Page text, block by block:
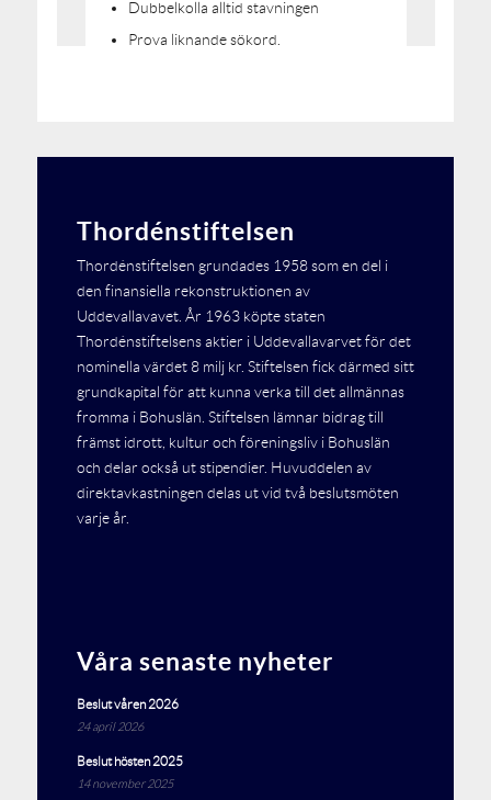
Thordénstiftelsen
Thordénstiftelsen grundades 1958 som en del i
den finansiella rekonstruktionen av
Uddevallavavet. År 1963 köpte staten
Thordénstiftelsens aktier i Uddevallavarvet för det
nominella värdet 8 milj kr. Stiftelsen fick därmed sitt
grundkapital för att kunna verka till det allmännas
fromma i Bohuslän. Stiftelsen lämnar bidrag till
främst idrott, kultur och föreningsliv i Bohuslän
och delar också ut stipendier. Huvuddelen av
direktavkastningen delas ut vid två beslutsmöten
varje år.
Våra senaste nyheter
Beslut våren 2026
24 april 2026
Beslut hösten 2025
14 november 2025